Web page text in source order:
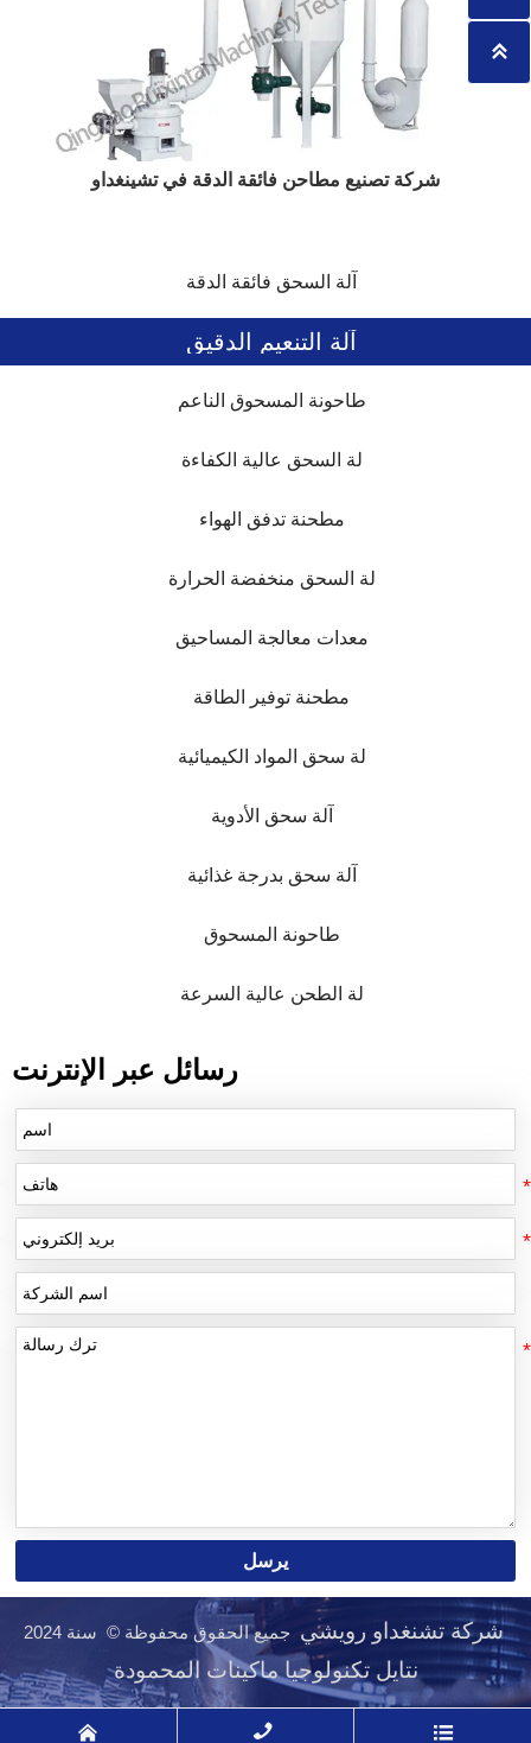
شركة تصنيع مطاحن فائقة الدقة في تشينغداو
آلة السحق فائقة الدقة
آلة التنعيم الدقيق
طاحونة المسحوق الناعم
لة السحق عالية الكفاءة
مطحنة تدفق الهواء
لة السحق منخفضة الحرارة
معدات معالجة المساحيق
مطحنة توفير الطاقة
لة سحق المواد الكيميائية
آلة سحق الأدوية
آلة سحق بدرجة غذائية
طاحونة المسحوق
لة الطحن عالية السرعة
رسائل عبر الإنترنت
يرسل
شركة تشنغداو رويشي
نتايل تكنولوجيا ماكينات المحمودة
  
